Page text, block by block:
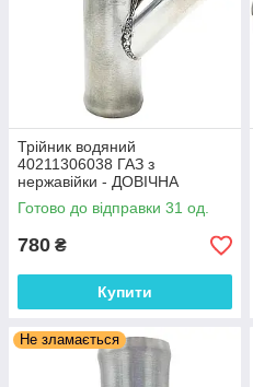
Трійник водяний
40211306038 ГАЗ з
нержавійки - ДОВІЧНА
ГАРАНТІЯ
Готово до відправки 31 од.
780 ₴
Купити
Не зламається